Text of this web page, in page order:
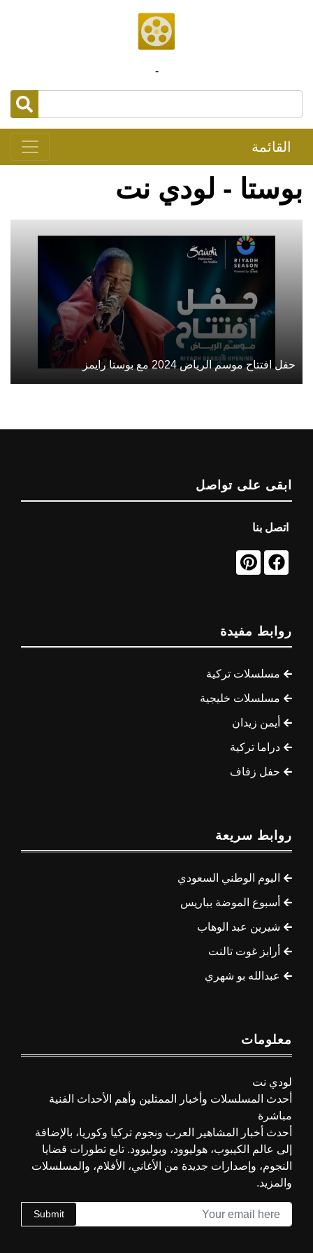
-
القائمة
بوستا - لودي نت
حفل افتتاح موسم الرياض 2024 مع بوستا رايمز
ابقى على تواصل
اتصل بنا
روابط مفيدة
مسلسلات تركية
مسلسلات خليجية
أيمن زيدان
دراما تركية
حفل زفاف
روابط سريعة
اليوم الوطني السعودي
أسبوع الموضة بباريس
شيرين عبد الوهاب
أرابز غوت تالنت
عبدالله بو شهري
معلومات
لودي نت
أحدث المسلسلات وأخبار الممثلين وأهم الأحداث الفنية
مباشرة
أحدث أخبار المشاهير العرب ونجوم تركيا وكوريا، بالإضافة
إلى عالم الكيبوب، هوليوود، وبوليوود. تابع تطورات قضايا
النجوم، وإصدارات جديدة من الأغاني، الأفلام، والمسلسلات
والمزيد.
Submit